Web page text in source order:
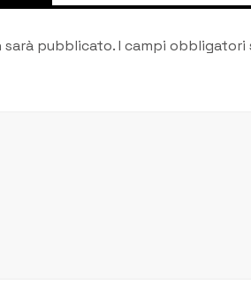
sarà pubblicato.I campi obbligatori